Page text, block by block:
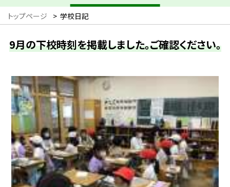
トップページ > 学校日記
9月の下校時刻を掲載しました。ご確認ください。